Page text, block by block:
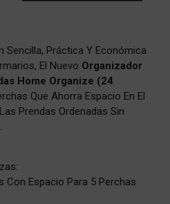
Sencilla, Práctica Y Económica
El Nuevo Organizador
Home Organize (24
Que Ahorra Espacio En El
Prendas Ordenadas Sin
Con Espacio Para 5 Perchas